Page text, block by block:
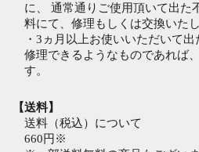
に、 通常通りご使用頂いて出た
料にて、修理もしくは交換いたし
・3ヵ月以上お使いいただいて
修理できるようなものであれば
す。
【送料】
送料（税込）について
660円※